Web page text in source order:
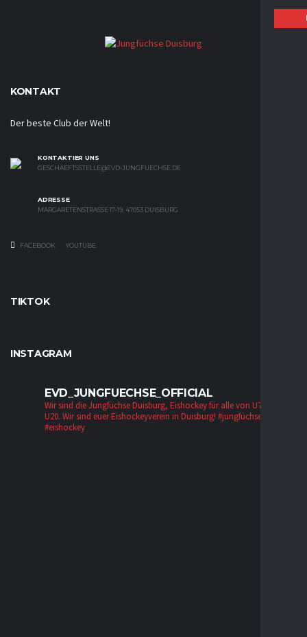
KONTAKT
Der beste Club der Welt!
KONTAKTIER UNS
GESCHAEFTSSTELLE@EVD-JUNGFUECHSE.DE
ADRESSE
MARGARETENSTRASSE 17-19, 47053 DUISBURG
FACEBOOK YOUTUBE
TIKTOK
INSTAGRAM
EVD_JUNGFUECHSE_OFFICIAL
Wir sind die Jungfüchse Duisburg, Eishockey für alle von U7 bis zur
U20. Wir sind euer Eishockeyverein in Duisburg! #jungfüchse #evd
#eishockey